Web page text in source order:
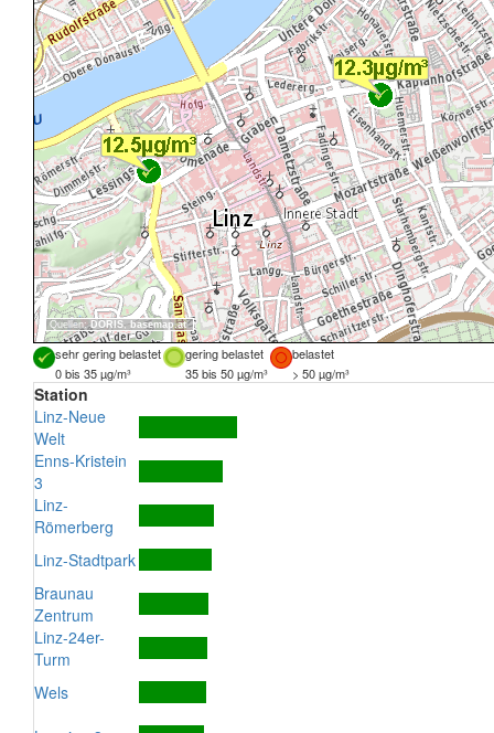
Quellen:DORIS, basemap.at
sehr gering belastet gering belastet
belastet
0 bis 35 µg/m³
35 bis 50 µg/m³ > 50 µg/m³
Station
Linz-Neue
Welt
Enns-Kristein
3
Linz-
Römerberg
Linz-Stadtpark
Braunau
Zentrum
Linz-24er-
Turm
Wels